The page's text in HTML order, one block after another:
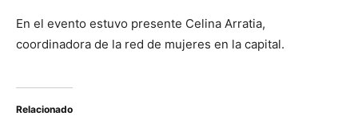
En el evento estuvo presente Celina Arratia,
coordinadora de la red de mujeres en la capital.
Relacionado